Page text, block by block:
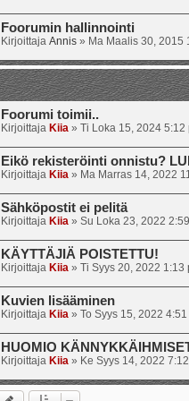
Foorumin hallinnointi
Kirjoittaja Annis» Ma Maalis 30, 2015
Foorumi toimii..
Kirjoittaja Kiia » Ti Loka 15, 2024 5:12
Eikö rekisteröinti onnistu?
Kirjoittaja Kiia » Ma Marras 14, 2022
Sähköpostit ei pelitä
Kirjoittaja Kiia » Su Loka 23, 2022
KÄYTTÄJIÄ POISTETTU!
Kirjoittaja Kiia » Ti Syys 20, 2022 1:13
Kuvien lisääminen
Kirjoittaja Kiia » To Syys 15, 2022
HUOMIO
Kirjoittaja Kiia » Ke Syys 14, 2022